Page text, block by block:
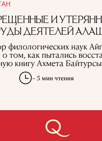
И
ДЕЯТЕЛЕЙ
филологических наук
том, как пытались
книгу Ахмета
~ 5 мин чтения